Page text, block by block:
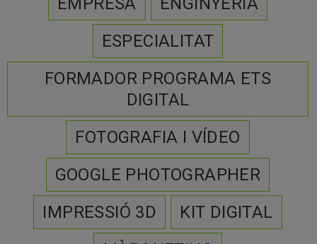
ESPECIALITAT
FORMADOR PROGRAMA ETS
DIGITAL
FOTOGRAFIA I VÍDEO
GOOGLE PHOTOGRAPHER
IMPRESSIÓ 3D
KIT DIGITAL